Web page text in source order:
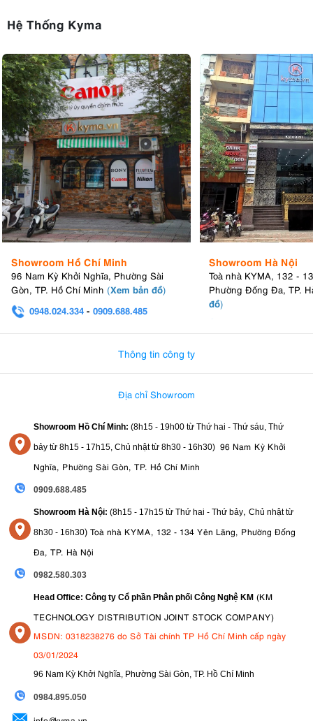
Hệ Thống Kyma
Showroom Hồ Chí Minh
96 Nam Kỳ Khởi Nghĩa, Phường Sài
Gòn, TP. Hồ Chí Minh (Xem bản đồ)
0948.024.334 - 0909.688.485
Showroom Hà Nội
Toà nhà KYMA, 132 -
Phường Đống Đa, TP.
đồ)
Thông tin công ty
Địa chỉ Showroom
Showroom Hồ Chí Minh: (8h15 - 19h00 từ Thứ hai - Thứ sáu, Thứ
bảy từ 8h15 - 17h15, Chủ nhật từ 8h30 - 16h30) 96 Nam Kỳ Khởi
Nghĩa, Phường Sài Gòn, TP. Hồ Chí Minh
0909.688.485
Showroom Hà Nội: (8h15 - 17h15 từ Thứ hai - Thứ bảy, Chủ nhật từ
8h30 - 16h30) Toà nhà KYMA, 132 - 134 Yên Lãng, Phường Đống
Đa, TP. Hà Nội
0982.580.303
Head Office: Công ty Cổ phần Phân phối Công Nghệ KM (KM
TECHNOLOGY DISTRIBUTION JOINT STOCK COMPANY)
MSDN: 0318238276 do Sở Tài chính TP Hồ Chí Minh cấp ngày
03/01/2024
96 Nam Kỳ Khởi Nghĩa, Phường Sài Gòn, TP. Hồ Chí Minh
0984.895.050